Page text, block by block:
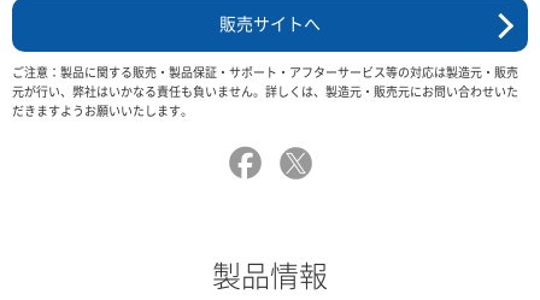
販売サイトへ
ご注意：製品に関する販売・製品保証・サポート・アフターサービス等の対応は製造元・販売
元が行い、弊社はいかなる責任も負いません。詳しくは、製造元・販売元にお問い合わせいた
だきますようお願いいたします。
製品情報